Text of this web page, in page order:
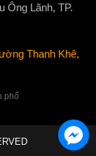
Ông Lãnh, TP.
Thanh Khê,
phố